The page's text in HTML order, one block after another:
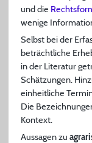
und die
wenige
Selbst bei der
beträchtliche
in der Literatur
Schätzungen.
einheitliche
Die
Kontext.
Aussagen zu